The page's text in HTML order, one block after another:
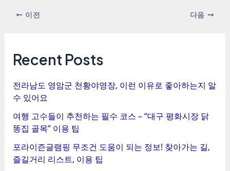
이전 다음
Recent Posts
전라남도 영암군 천황야영장, 이런 이유로 좋아하는지 알
수 있어요
여행 고수들이 추천하는 필수 코스 – “대구 평화시장 닭
똥집 골목” 이용 팁
포라이즌글램핑 무조건 도움이 되는 정보! 찾아가는 길,
즐길거리 리스트, 이용 팁